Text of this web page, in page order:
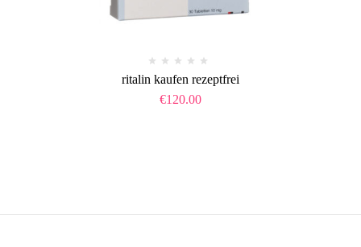
ritalin kaufen rezeptfrei
€120.00